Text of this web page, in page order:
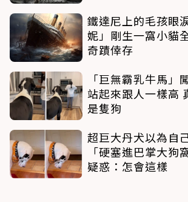
鐵達尼上的毛孩眼
妮」剛生一窩小貓
奇蹟倖存
「巨無霸乳牛馬」
站起來跟人一樣高
是隻狗
超巨大丹犬以為自
「硬塞進巴掌大狗
疑惑：怎會這樣